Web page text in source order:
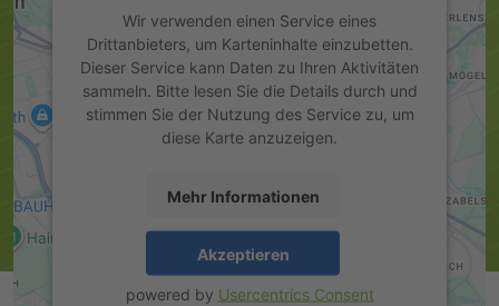
Wir verwenden einen Service eines
Drittanbieters, um Karteninhalte einzubetten.
Dieser Service kann Daten zu Ihren Aktivitäten
sammeln. Bitte lesen Sie die Details durch und
stimmen Sie der Nutzung des Service zu, um
diese Karte anzuzeigen.
Mehr Informationen
Akzeptieren
powered by Usercentrics Consent